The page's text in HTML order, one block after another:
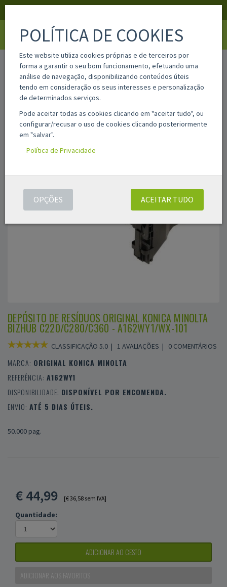
home a162wy1
DEPÓSITO DE RESÍDUOS ORIGINAL KONICA MINOLTA
BIZHUB C220/C280/C360 - A162WY1/WX-101
CLASSIFICAÇÃO 5.0 | 1 AVALIAÇÕES | 0 COMENTÁRIOS
MARCA: ORIGINAL KONICA MINOLTA
REFERÊNCIA: A162WY1
DISPONIBILIDADE: DISPONÍVEL POR ENCOMENDA.
ENVIO: ATÉ 5 DIAS ÚTEIS.
50.000 pag.
€44,99 [€ 36,58 sem IVA]
Quantidade:
ADICIONAR AO CESTO
ADICIONAR AOS FAVORITOS
POLÍTICA DE COOKIES
Este website utiliza cookies próprias e de terceiros por
forma a garantir o seu bom funcionamento, efetuando uma
análise de navegação, disponibilizando conteúdos úteis
tendo em consideração os seus interesses e personalização
de determinados serviços.
Pode aceitar todas as cookies clicando em "aceitar tudo", ou
configurar/recusar o uso de cookies clicando posteriormente
em "salvar".
Política de Privacidade
ACEITAR TUDO
OPÇÕES